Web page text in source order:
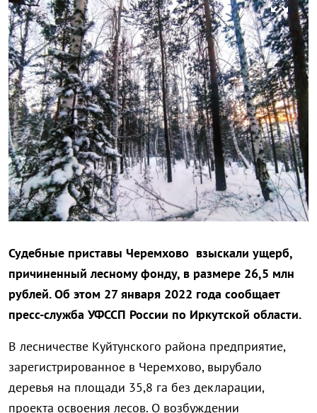
Судебные приставы Черемхово взыскали ущерб,
причиненный лесному фонду, в размере 26,5 млн
рублей. Об этом 27 января 2022 года сообщает
пресс-служба УФССП России по Иркутской области.
В лесничестве Куйтунского района предприятие,
зарегистрированное в Черемхово, вырубало
деревья на площади 35,8 га без декларации,
проекта освоения лесов. О возбуждении